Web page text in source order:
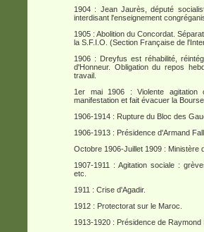
1904 : Jean Jaurès, député
interdisant l'enseignement
1905 : Abolition du Concordat.
la S.F.I.O. (Section Française de
1906 : Dreyfus est réhabilité,
d'Honneur. Obligation du repos
travail.
1er mai 1906 : Violente agitation
manifestation et fait évacuer la
1906-1914 : Rupture du Bloc des
1906-1913 : Présidence d'Armand
Octobre 1906-Juillet 1909 : Ministère
1907-1911 : Agitation sociale :
etc.
1911 : Crise d'Agadir.
1912 : Protectorat sur le Maroc.
1913-1920 : Présidence de Raymond